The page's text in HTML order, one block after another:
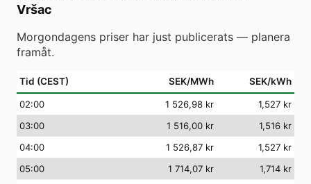
Vršac
Morgondagens priser har just publicerats — planera
framåt.
Tid (CEST) SEK/MWh SEK/kWh
02:00 1 526,98 kr
1,527 kr
03:00 1 516,00 kr
1,516 kr
04:00 1 526,87 kr
1,527 kr
05:00 1 714,07 kr
1,714 kr